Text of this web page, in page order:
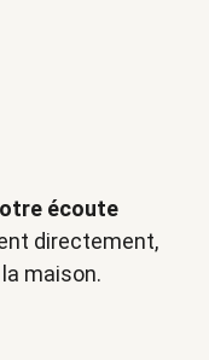
écoute
directement,
maison.